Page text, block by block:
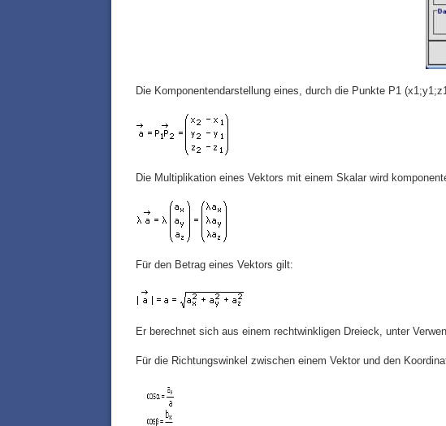
Die Komponentendarstellung eines, durch die Punkte P1
Die Multiplikation eines Vektors mit einem Skalar wird
Für den Betrag eines Vektors gilt:
Er berechnet sich aus einem rechtwinkligen Dreieck, unter
Für die Richtungswinkel zwischen einem Vektor und den